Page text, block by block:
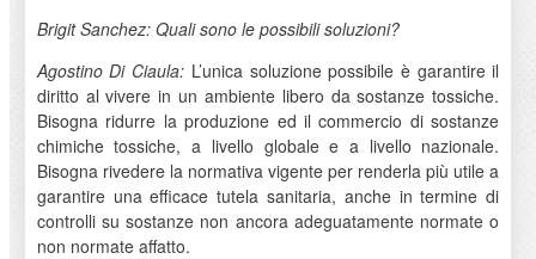
Brigit Sanchez: Quali sono le possibili soluzioni?
Agostino Di Ciaula: L’unica soluzione possibile è garantire il
diritto al vivere in un ambiente libero da sostanze tossiche.
Bisogna ridurre la produzione ed il commercio di sostanze
chimiche tossiche, a livello globale e a livello nazionale.
Bisogna rivedere la normativa vigente per renderla più utile a
garantire una efficace tutela sanitaria, anche in termine di
controlli su sostanze non ancora adeguatamente normate o
non normate affatto.